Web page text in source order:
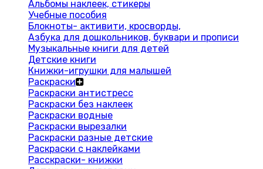
Альбомы наклеек, стикеры
Учебные пособия
Блокноты- активити, кросворды,
Азбука для дошкольников, буквари и прописи
Музыкальные книги для детей
Детские книги
Книжки-игрушки для малышей
Раскраски
Раскраски антистресс
Раскраски без наклеек
Раскраски водные
Раскраски вырезалки
Раскраски разные детские
Раскраски с наклейками
Расскраски- книжки